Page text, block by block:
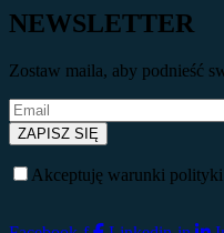
NEWSLETTER
Zostaw maila, aby podnieść
Akceptuję warunki